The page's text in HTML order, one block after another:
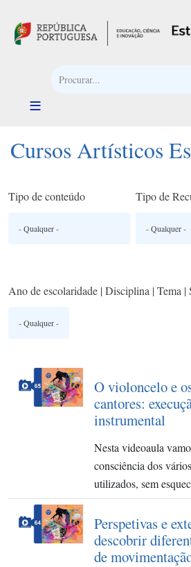
Cursos Artísticos
Tipo de conteúdo Tipo de
Ano de escolaridade | Disciplina | Tema |
O violoncelo e
cantores:
instrumental
Nesta videoaula
consciência dos
utilizados, sem
Perspetivas e
descobrir
de